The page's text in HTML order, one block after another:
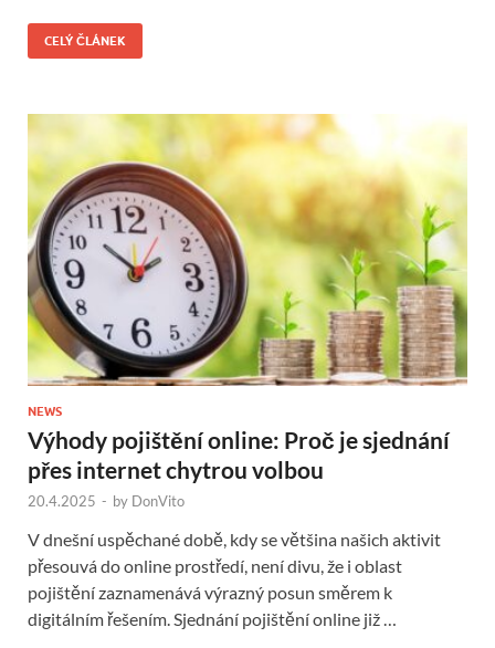
CELÝ ČLÁNEK
NEWS
Výhody pojištění online: Proč je sjednání
přes internet chytrou volbou
20.4.2025 - by DonVito
V dnešní uspěchané době, kdy se většina našich aktivit
přesouvá do online prostředí, není divu, že i oblast
pojištění zaznamenává výrazný posun směrem k
digitálním řešením. Sjednání pojištění online již …